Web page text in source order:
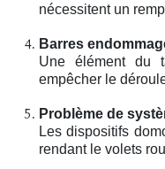
nécessitent un
Barres
Une élément du
empêcher le
Problème de
Les dispositifs
rendant le volets